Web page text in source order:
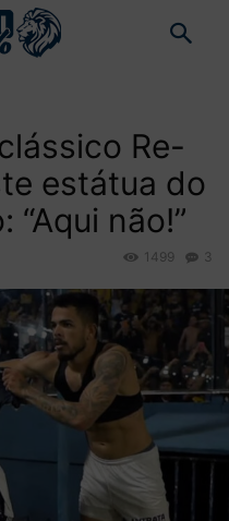
Re-
estátua do
“Aqui não!”
3
1499